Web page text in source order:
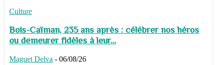
Culture
Bois-Caïman, 235 ans après : célébrer nos héros
ou demeurer fidèles à leur...
Maguet Delva - 06/08/26